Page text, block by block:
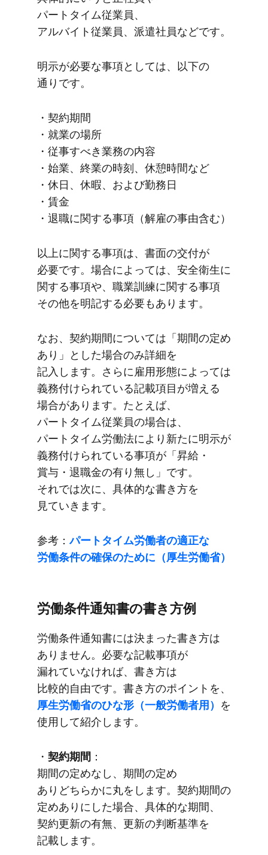
パートタイム従業員、​
アルバイト従業員、​派遣社員などです。
明示が​必要な​事項と​しては、​以下の​
通りです。
・契約期間
・就業の​場所
・従事すべき業務の​内容
・始業、​終業の​時刻、​休憩時間など
・​休日、​休暇、​および​勤務日
・賃金
・退職に​関する​事項​（解雇の​事由含む）
以上に​関する​事項は、​書面の​交付が​
必要です。​場合に​よっては、​安全衛生に​
関する​事項や、​職業訓練に​関する​事項​
その​他を​明記する​必要も​あります。
な​お、​契約期間に​ついては​「期間の​定め​
あり」とした​場合のみ​詳細を​
記入します。​さらに​雇用形態に​よっては​
義務付けられている​記載項目が​増える​
場合が​あります。​たとえば、​
パートタイム従業員の​場合は、​
パートタイム労働法に​より​新たに​明示が​
義務付けられている​事項が​「昇給・
賞与・退職金の​有り無し」です。​
それでは​次に、​具体的な​書き方を​
見ていきます。
参考：パートタイム労働者の​適正な​
労働条件の​確保の​ために​（厚生労働省）
労働条件通知書の​書き方​例
労働条件通知書には​決まった​書き方は​
ありません。​必要な​記載事項が​
漏れていなければ、​書き方は​
比較的自由です。​書き方の​ポイントを、
厚生労働省の​ひな形​（一般労働者用） を​
使用して​紹介します。
・ 契約期間 ：
期間の​定めなし、​期間の​定め​
ありどちらかに​丸を​します。​契約期間の​
定め​ありに​した​場合、​具体的な​期間、​
契約更新の​有無、​更新の​判断基準を​
記載します。